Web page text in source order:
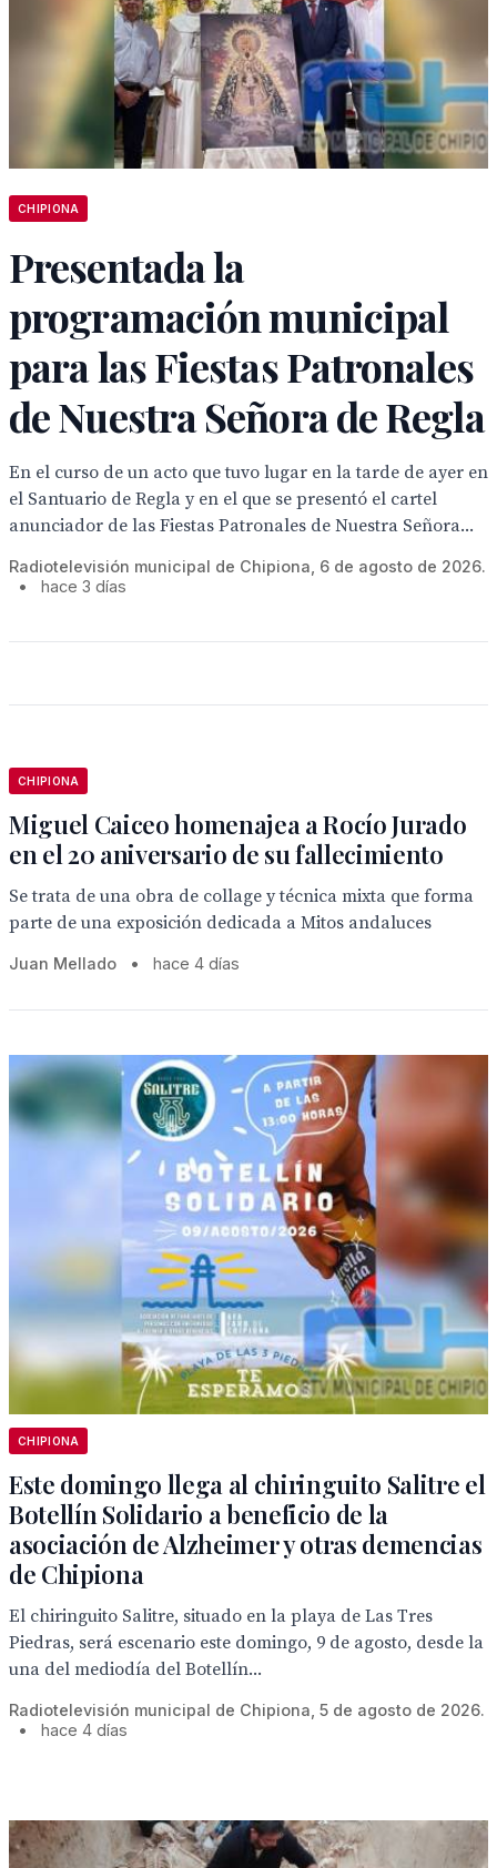
CHIPIONA
Presentada la
programación municipal
para las Fiestas Patronales
de Nuestra Señora de Regla
En el curso de un acto que tuvo lugar en la tarde de ayer en
el Santuario de Regla y en el que se presentó el cartel
anunciador de las Fiestas Patronales de Nuestra Señora...
Radiotelevisión municipal de Chipiona, 6 de agosto de 2026.
•
hace 3 días
CHIPIONA
Miguel Caiceo homenajea a Rocío Jurado
en el 20 aniversario de su fallecimiento
Se trata de una obra de collage y técnica mixta que forma
parte de una exposición dedicada a Mitos andaluces
Juan Mellado • hace 4 días
CHIPIONA
Este domingo llega al chiringuito Salitre el
Botellín Solidario a beneficio de la
asociación de Alzheimer y otras demencias
de Chipiona
El chiringuito Salitre, situado en la playa de Las Tres
Piedras, será escenario este domingo, 9 de agosto, desde la
una del mediodía del Botellín...
Radiotelevisión municipal de Chipiona, 5 de agosto de 2026.
•
hace 4 días